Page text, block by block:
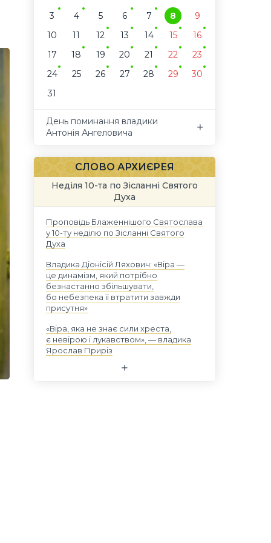
3
4 5 6 7 8
9
10
11 12 13 14 15
16
17
18 19 20 21 22
23
24
25 26 27 28 29
30
31
День поминання владики
Антонія Ангеловича
СЛОВО АРХИЄРЕЯ
Неділя 10-та по Зісланні Святого
Духа
Проповідь Блаженнішого Святослава
у 10-ту неділю по Зісланні Святого
Духа
Владика Діонісій Ляхович: «Віра —
це динамізм, який потрібно
безнастанно збільшувати,
бо небезпека її втратити завжди
присутня»
«Віра, яка не знає сили хреста,
є невірою і лукавством», — владика
Ярослав Приріз